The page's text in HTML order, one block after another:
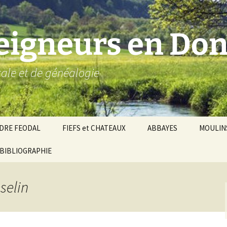
en
et de généalogie
FEODAL
de Donzy
FIEFS et CHATEAUX ABBAYES
BIBLIOGRAPHIE